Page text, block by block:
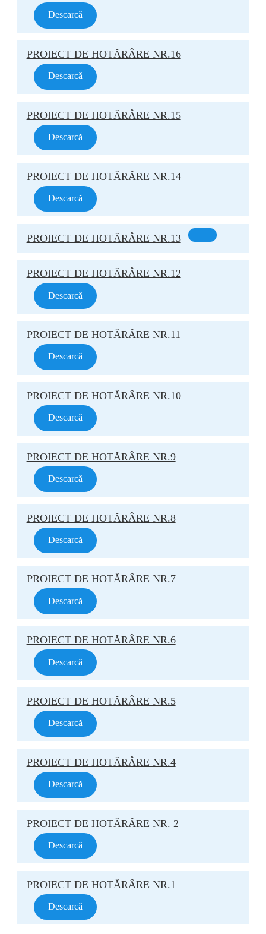
Descarcă
PROIECT DE HOTĂRÂRE NR.16
Descarcă
PROIECT DE HOTĂRÂRE NR.15
Descarcă
PROIECT DE HOTĂRÂRE NR.14
Descarcă
PROIECT DE HOTĂRÂRE NR.13
PROIECT DE HOTĂRÂRE NR.12
Descarcă
PROIECT DE HOTĂRÂRE NR.11
Descarcă
PROIECT DE HOTĂRÂRE NR.10
Descarcă
PROIECT DE HOTĂRÂRE NR.9
Descarcă
PROIECT DE HOTĂRÂRE NR.8
Descarcă
PROIECT DE HOTĂRÂRE NR.7
Descarcă
PROIECT DE HOTĂRÂRE NR.6
Descarcă
PROIECT DE HOTĂRÂRE NR.5
Descarcă
PROIECT DE HOTĂRÂRE NR.4
Descarcă
PROIECT DE HOTĂRÂRE NR. 2
Descarcă
PROIECT DE HOTĂRÂRE NR.1
Descarcă